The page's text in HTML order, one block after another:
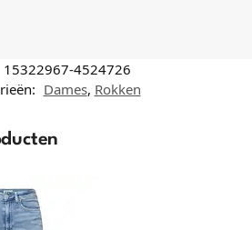
15322967-4524726
Dames, Rokken